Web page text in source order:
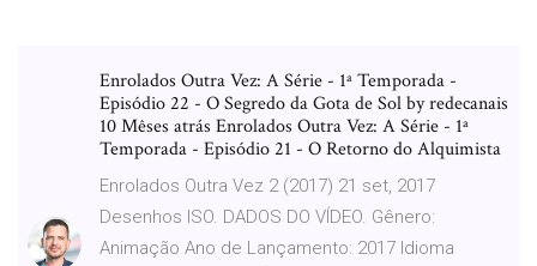
Enrolados Outra Vez: A Série - 1ª Temporada -
Episódio 22 - O Segredo da Gota de Sol by redecanais
10 Mêses atrás Enrolados Outra Vez: A Série - 1ª
Temporada - Episódio 21 - O Retorno do Alquimista
Enrolados Outra Vez 2 (2017) 21 set, 2017
Desenhos ISO. DADOS DO VÍDEO. Gênero:
Animação Ano de Lançamento: 2017 Idioma